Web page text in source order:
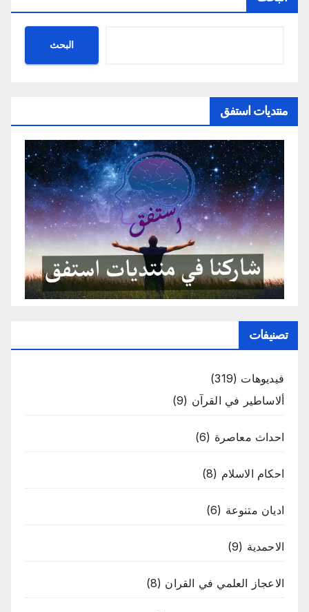
البحث
منتديات استفق
تصنيفات
فيديوهات (319)
ألاساطير في القرآن (9)
احداث معاصرة (6)
احكام الاسلام (8)
اديان متنوعة (6)
الاحمدية (9)
الاعجاز العلمي في القران (8)